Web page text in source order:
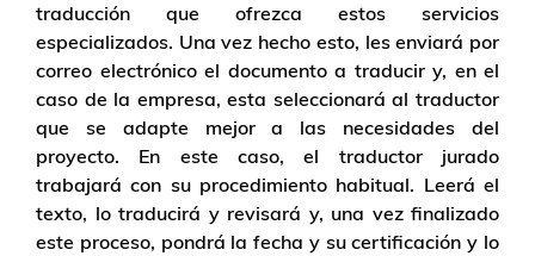
traducción que ofrezca estos servicios
especializados. Una vez hecho esto, les enviará por
correo electrónico el documento a traducir y, en el
caso de la empresa, esta seleccionará al traductor
que se adapte mejor a las necesidades del
proyecto. En este caso, el traductor jurado
trabajará con su procedimiento habitual. Leerá el
texto, lo traducirá y revisará y, una vez finalizado
este proceso, pondrá la fecha y su certificación y lo